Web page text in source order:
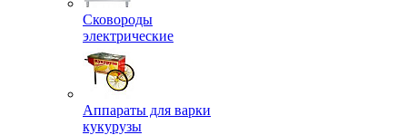
Сковороды
электрические
Аппараты для варки
кукурузы